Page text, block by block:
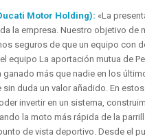
Motor Holding): «La
la empresa. Nuestro objetivo de
seguros de que un equipo con
equipo La aportación mutua de
ganado más que nadie en los
duda un valor añadido. En
invertir en un sistema,
la moto más rápida de la
de vista deportivo. Desde el